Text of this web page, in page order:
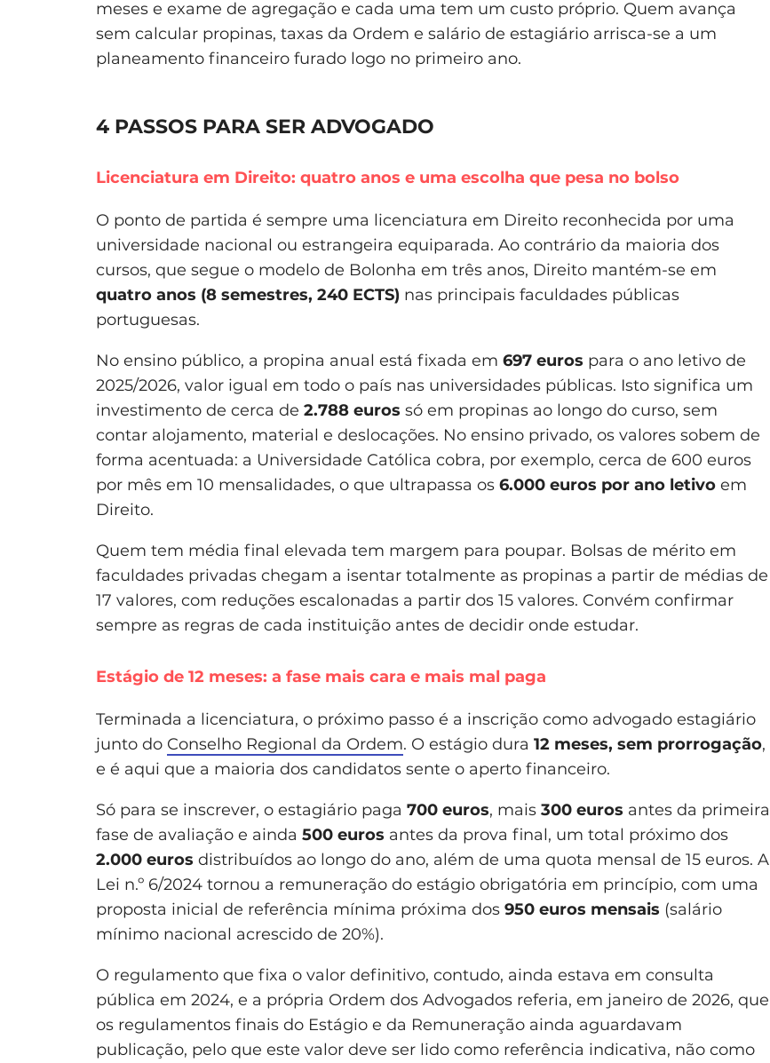
meses e exame de agregação e cada uma tem um custo próprio. Quem avança
sem calcular propinas, taxas da Ordem e salário de estagiário arrisca-se a um
planeamento financeiro furado logo no primeiro ano.
4 PASSOS PARA SER ADVOGADO
Licenciatura em Direito: quatro anos e uma escolha que pesa no bolso
O ponto de partida é sempre uma licenciatura em Direito reconhecida por uma
universidade nacional ou estrangeira equiparada. Ao contrário da maioria dos
cursos, que segue o modelo de Bolonha em três anos, Direito mantém-se em
quatro anos (8 semestres, 240 ECTS) nas principais faculdades públicas
portuguesas.
No ensino público, a propina anual está fixada em 697 euros para o ano letivo de
2025/2026, valor igual em todo o país nas universidades públicas. Isto significa um
investimento de cerca de 2.788 euros só em propinas ao longo do curso, sem
contar alojamento, material e deslocações. No ensino privado, os valores sobem de
forma acentuada: a Universidade Católica cobra, por exemplo, cerca de 600 euros
por mês em 10 mensalidades, o que ultrapassa os 6.000 euros por ano letivo em
Direito.
Quem tem média final elevada tem margem para poupar. Bolsas de mérito em
faculdades privadas chegam a isentar totalmente as propinas a partir de médias de
17 valores, com reduções escalonadas a partir dos 15 valores. Convém confirmar
sempre as regras de cada instituição antes de decidir onde estudar.
Estágio de 12 meses: a fase mais cara e mais mal paga
Terminada a licenciatura, o próximo passo é a inscrição como advogado estagiário
junto do Conselho Regional da Ordem. O estágio dura 12 meses, sem prorrogação,
e é aqui que a maioria dos candidatos sente o aperto financeiro.
Só para se inscrever, o estagiário paga 700 euros, mais 300 euros antes da primeira
fase de avaliação e ainda 500 euros antes da prova final, um total próximo dos
2.000 euros distribuídos ao longo do ano, além de uma quota mensal de 15 euros. A
Lei n.º 6/2024 tornou a remuneração do estágio obrigatória em princípio, com uma
proposta inicial de referência mínima próxima dos 950 euros mensais (salário
mínimo nacional acrescido de 20%).
O regulamento que fixa o valor definitivo, contudo, ainda estava em consulta
pública em 2024, e a própria Ordem dos Advogados referia, em janeiro de 2026, que
os regulamentos finais do Estágio e da Remuneração ainda aguardavam
publicação, pelo que este valor deve ser lido como referência indicativa, não como